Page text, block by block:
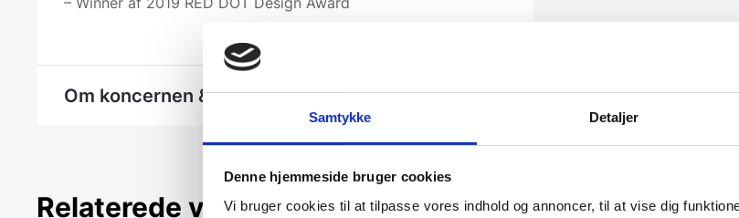
Samtykke Detaljer
Denne hjemmeside bruger cookies
Vi bruger cookies til at tilpasse vores indhold og annoncer, til at vise dig
Om koncernen & god kvalitet
Relaterede varer